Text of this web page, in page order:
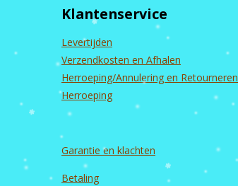
o
k
g
a
m
b
d
I
Klantenservice
Levertijden
Verzendkosten en Afhalen
Herroeping/Annulering en Retourneren
Herroeping
Garantie en klachten
Betaling